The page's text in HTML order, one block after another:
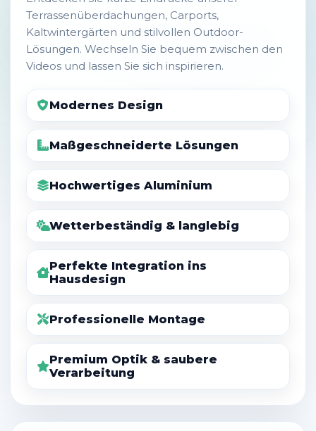
Entdecken Sie kurze Eindrücke unserer
Terrassenüberdachungen, Carports,
Kaltwintergärten und stilvollen Outdoor-
Lösungen. Wechseln Sie bequem zwischen den
Modernes Design
Maßgeschneiderte Lösungen
Hochwertiges Aluminium
Wetterbeständig & langlebig
Perfekte Integration ins
Hausdesign
Professionelle Montage
Premium Optik & saubere
Verarbeitung